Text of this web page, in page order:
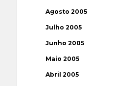
Agosto 2005
Julho 2005
Junho 2005
Maio 2005
Abril 2005